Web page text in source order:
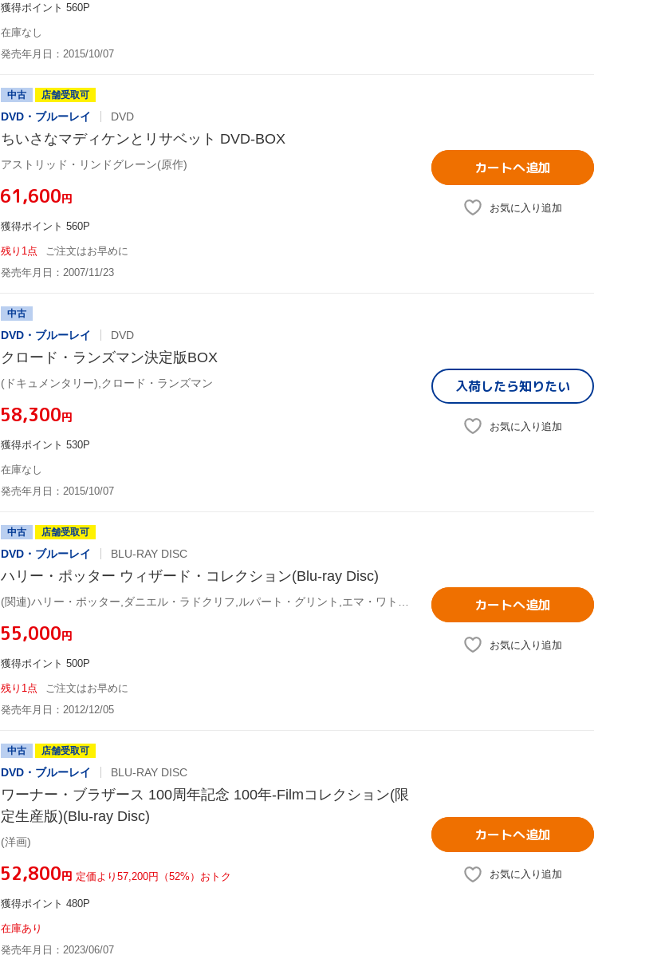
獲得ポイント 560P
在庫なし
発売年月日：2015/10/07
中古 店舗受取可
DVD・ブルーレイ DVD
ちいさなマディケンとリサベット DVD-BOX
アストリッド・リンドグレーン(原作)
¥61,600円
獲得ポイント 560P
残り1点
ご注文はお早めに
発売年月日：2007/11/23
カートへ追加
お気に入り追加
中古
DVD・ブルーレイ DVD
クロード・ランズマン決定版BOX
(ドキュメンタリー),クロード・ランズマン
¥58,300円
獲得ポイント 530P
在庫なし
発売年月日：2015/10/07
入荷したら知りたい
お気に入り追加
中古 店舗受取可
DVD・ブルーレイ BLU-RAY DISC
ハリー・ポッター ウィザード・コレクション(Blu-ray Disc)
¥55,000円
獲得ポイント 500P
残り1点
ご注文はお早めに
発売年月日：2012/12/05
カートへ追加
お気に入り追加
中古 店舗受取可
DVD・ブルーレイ BLU-RAY DISC
ワーナー・ブラザース 100周年記念 100年-Filmコレクション(限
定生産版)(Blu-ray Disc)
(洋画)
¥52,800円 定価より57,200円（52%）おトク
獲得ポイント 480P
在庫あり
発売年月日：2023/06/07
カートへ追加
お気に入り追加